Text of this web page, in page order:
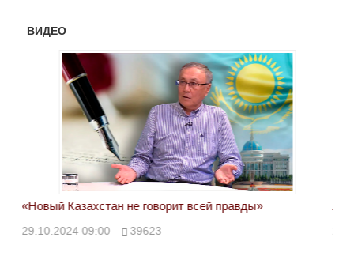
ВИДЕО
«Новый Казахстан не говорит всей правды»
29.10.2024 09:00 39623